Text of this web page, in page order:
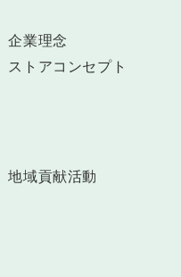
企業理念
ストアコンセプト
地域貢献活動